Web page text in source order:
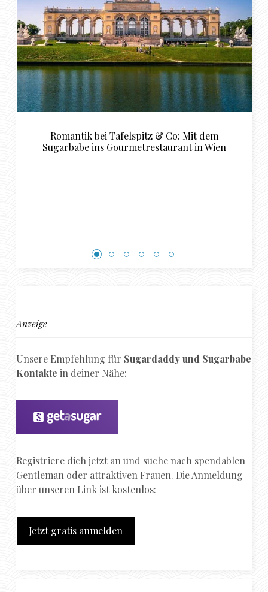
& Co: Mit dem
in Wien
Luxuriöse Restaurant
perfekte Sugardaddy und
Anzeige
Unsere Empfehlung für Sugardaddy und Sugarbabe
Kontakte in deiner Nähe:
Registriere dich jetzt an und suche nach spendablen
Gentleman oder attraktiven Frauen. Die Anmeldung
über unseren Link ist kostenlos:
Jetzt gratis anmelden